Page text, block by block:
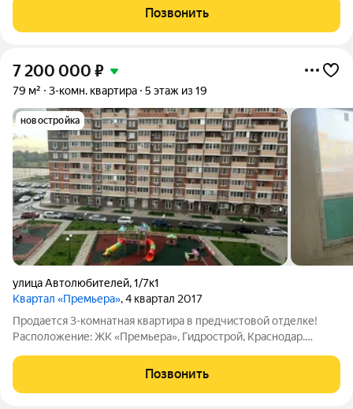
с выходом на балкон, прекрасный вид из окон. Квартира с
ремонтом, мебелью и
Позвонить
7 200 000 ₽
79 м² 3-комн. квартира 5 этаж из 19
новостройка
улица Автолюбителей,1/7к1
Квартал «Премьера», 4 квартал 2017
Продается 3-комнатная квартира в предчистовой отделке!
Расположение: ЖК «Премьера», Гидрострой, Краснодар.
проживания - Удобная планировка (изолированные комнаты!!!)
- Большие окна, с двумя балконами,
Позвонить